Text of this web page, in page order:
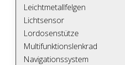
Leichtmetallfelgen
Lichtsensor
Lordosenstütze
Multifunktionslenkrad
Navigationssystem